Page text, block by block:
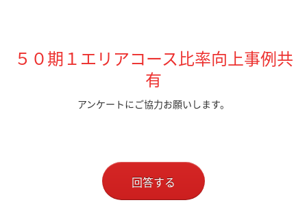
５０期１エリアコース比率向上事例共
有
アンケートにご協力お願いします。
回答する